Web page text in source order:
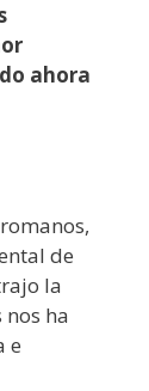
ahora
de
la
ha
e